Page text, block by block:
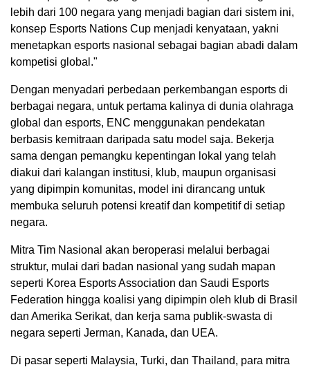
lebih dari 100 negara yang menjadi bagian dari sistem ini,
konsep Esports Nations Cup menjadi kenyataan, yakni
menetapkan esports nasional sebagai bagian abadi dalam
kompetisi global."
Dengan menyadari perbedaan perkembangan esports di
berbagai negara, untuk pertama kalinya di dunia olahraga
global dan esports, ENC menggunakan pendekatan
berbasis kemitraan daripada satu model saja. Bekerja
sama dengan pemangku kepentingan lokal yang telah
diakui dari kalangan institusi, klub, maupun organisasi
yang dipimpin komunitas, model ini dirancang untuk
membuka seluruh potensi kreatif dan kompetitif di setiap
negara.
Mitra Tim Nasional akan beroperasi melalui berbagai
struktur, mulai dari badan nasional yang sudah mapan
seperti Korea Esports Association dan Saudi Esports
Federation hingga koalisi yang dipimpin oleh klub di Brasil
dan Amerika Serikat, dan kerja sama publik-swasta di
negara seperti Jerman, Kanada, dan UEA.
Di pasar seperti Malaysia, Turki, dan Thailand, para mitra